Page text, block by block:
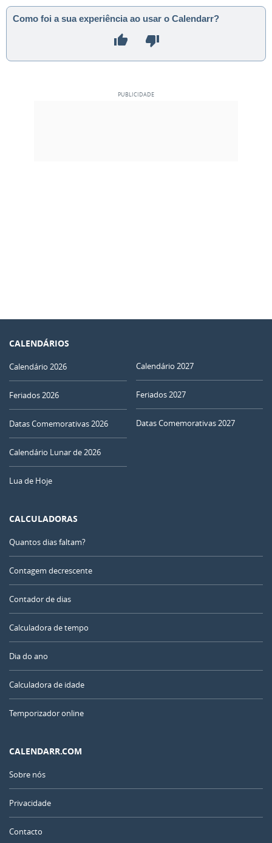
Como foi a sua experiência ao usar o Calendarr?
CALENDÁRIOS
Calendário 2026
Feriados 2026
Datas Comemorativas 2026
Calendário Lunar de 2026
Lua de Hoje
Calendário 2027
Feriados 2027
Datas Comemorativas 2027
CALCULADORAS
Quantos dias faltam?
Contagem decrescente
Contador de dias
Calculadora de tempo
Dia do ano
Calculadora de idade
Temporizador online
CALENDARR.COM
Sobre nós
Privacidade
Contacto